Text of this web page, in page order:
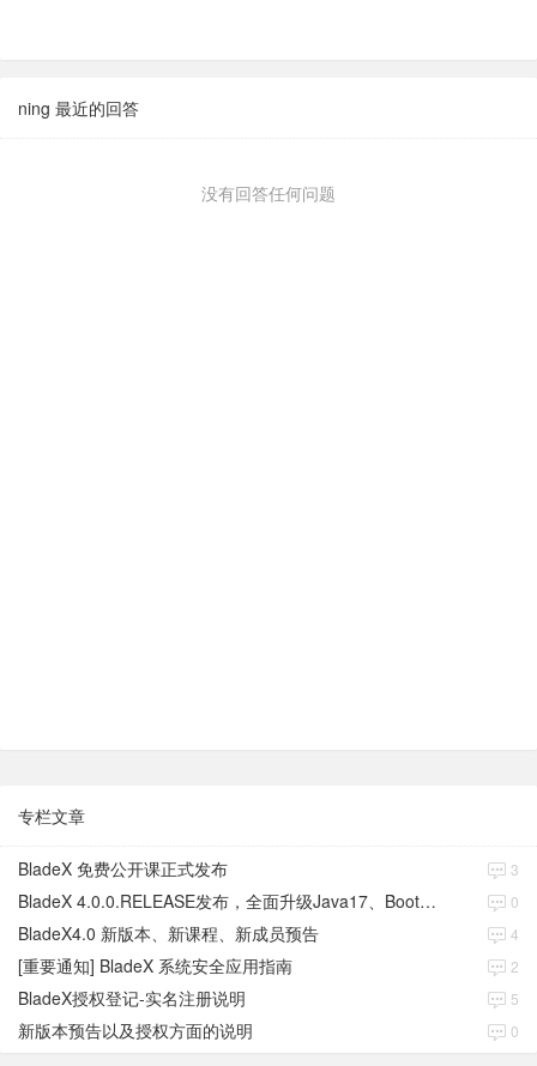
ning 最近的回答
没有回答任何问题
专栏文章
BladeX 免费公开课正式发布 3
BladeX 4.0.0.RELEASE发布，全面升级Java17、Boot3、Cloud2023 0
BladeX4.0 新版本、新课程、新成员预告 4
[重要通知] BladeX 系统安全应用指南 2
BladeX授权登记-实名注册说明 5
新版本预告以及授权方面的说明 0